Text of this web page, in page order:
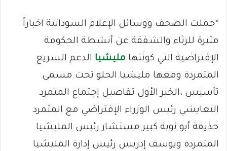
*حملت الصحف ووسائل الإعلام السودانية اخباراً
مثيرة للرثاء والشفقة عن أنشطة الحكومة
الإفتراضية التي كونتها مليشيا الدعم السريع
المتمردة ومعها مليشيا الحلو تحت مسمى
تأسيس ،الخبر الأول تفاصيل إجتماع المتمرد
التعايشي رئيس الوزراء الإفتراضي مع المتمرد
حذيفة أبو نوبة كبير مستشار رئيس المليشيا
المتمردة ويوسف إدريس رئيس إدارة المليشيا